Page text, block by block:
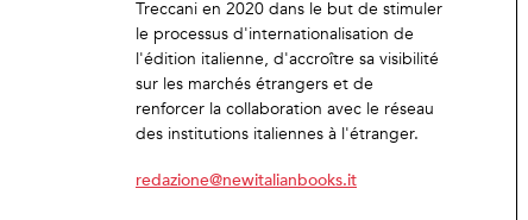
Treccani en 2020 dans le but de stimuler
le processus d'internationalisation de
l'édition italienne, d'accroître sa visibilité
sur les marchés étrangers et de
renforcer la collaboration avec le réseau
des institutions italiennes à l'étranger.
redazione@newitalianbooks.it